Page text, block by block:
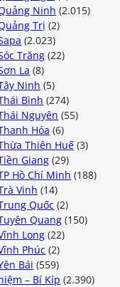
Ninh (2.015)
Trị (2)
(2.023)
Trăng (22)
La (8)
Ninh (5)
Bình (274)
Nguyên (55)
Hóa (6)
Thiên Huế (3)
Giang (29)
Hồ Chí Minh (188)
Vinh (14)
Quốc (2)
Quang (150)
Long (22)
Phúc (2)
Bái (559)
– Bí Kíp (2.390)